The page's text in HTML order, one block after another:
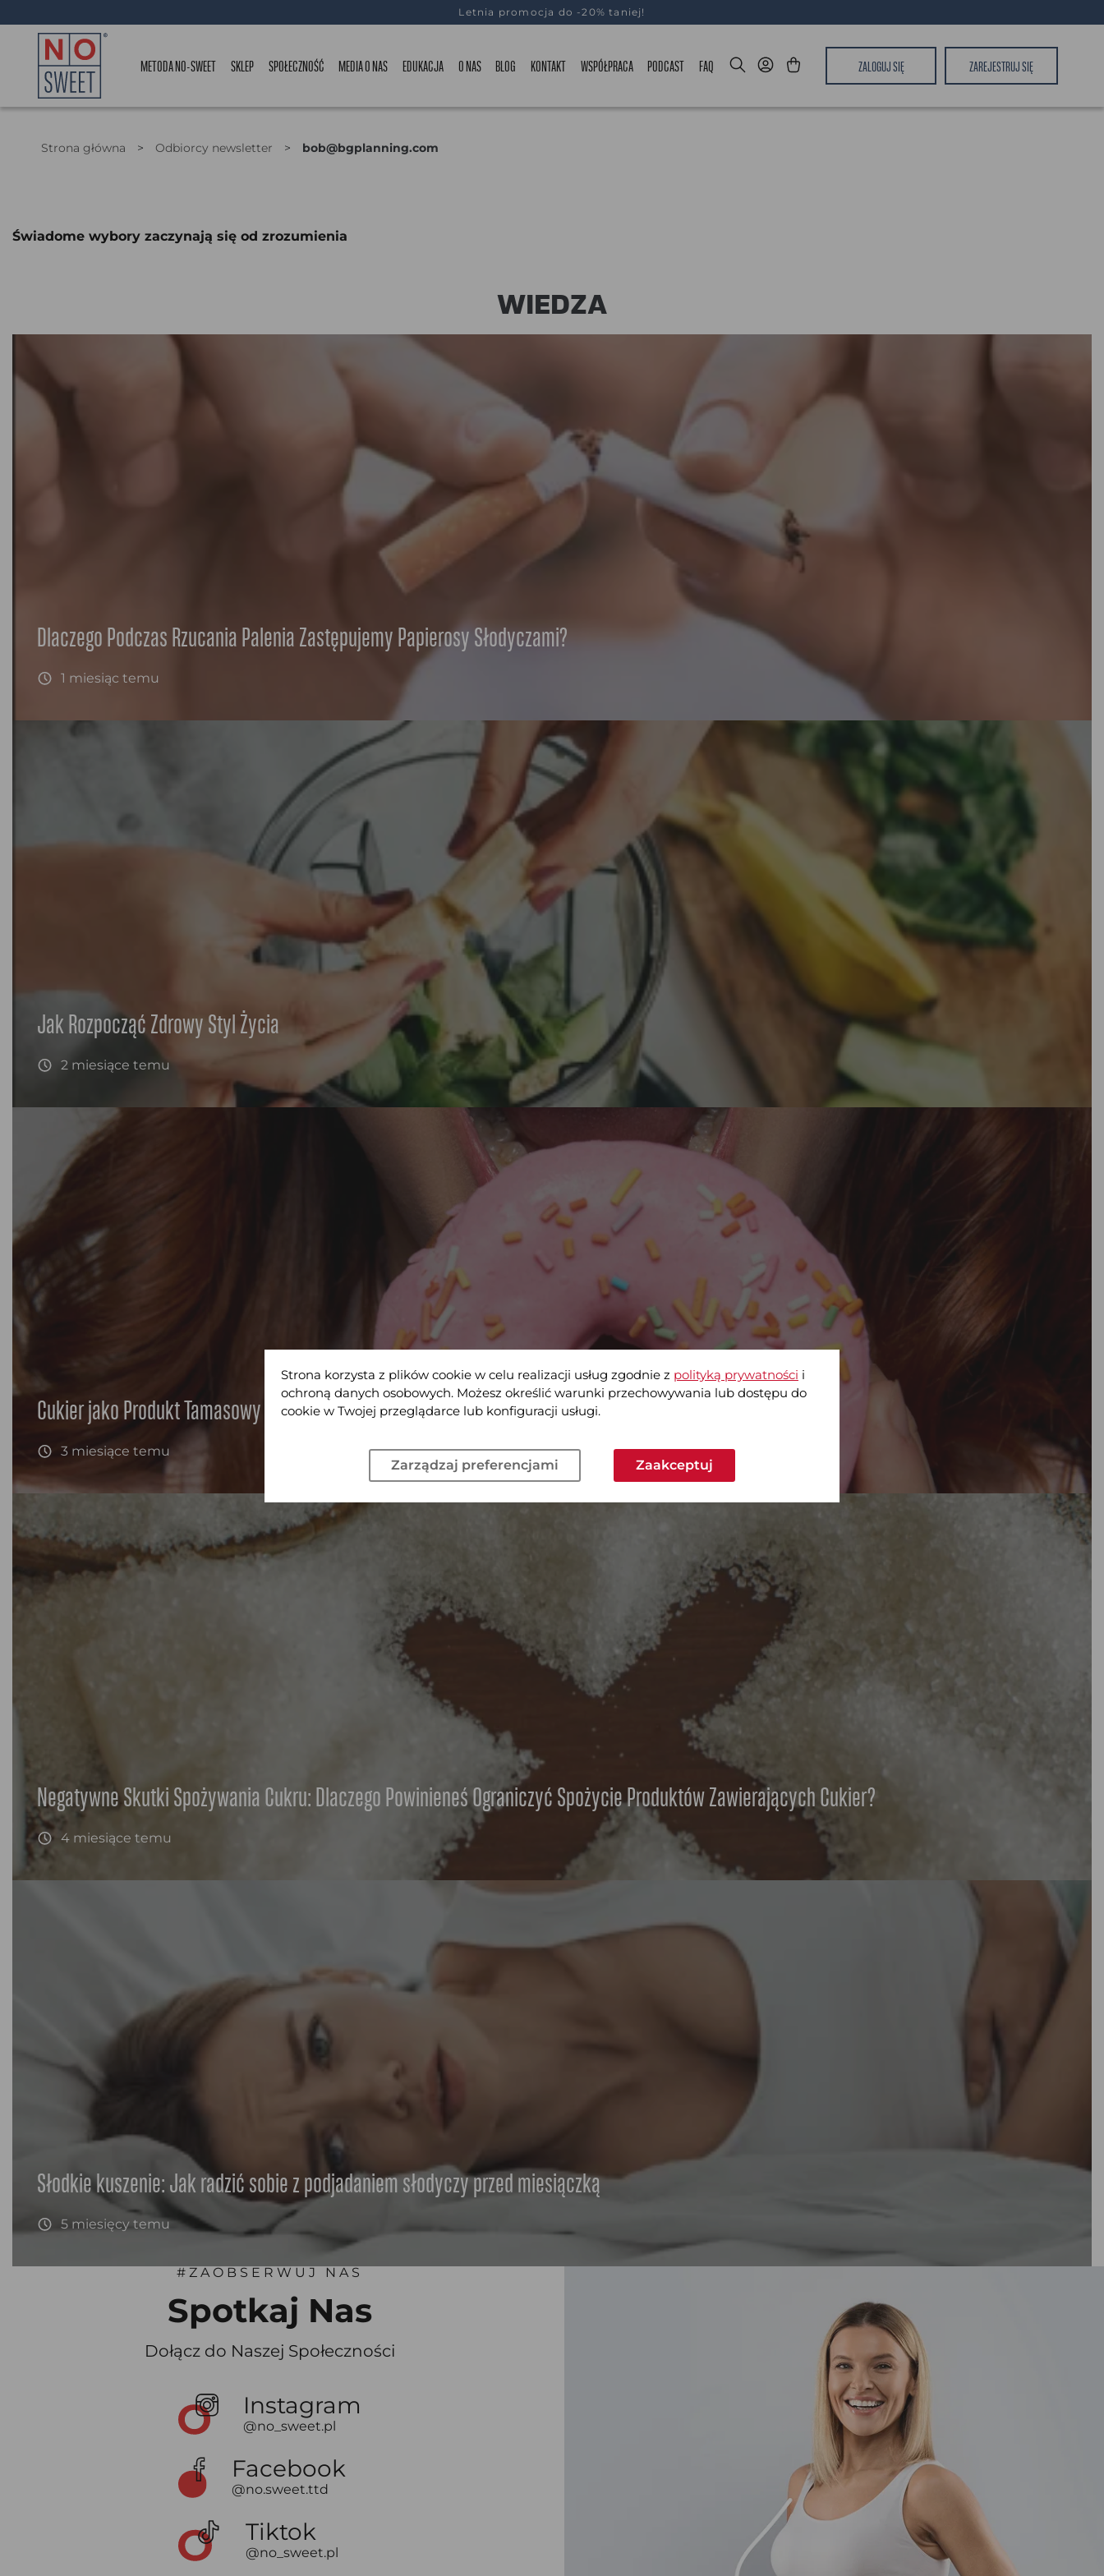
Letnia promocja do -20% taniej!
METODA NO-SWEET SKLEP SPOŁECZNOŚĆ MEDIA O NAS EDUKACJA O NAS BLOG KONTAKT WSPÓŁPRACA PODCAST FAQ ZALOGUJ SIĘ ZAREJESTRUJ SIĘ
Strona główna > Odbiorcy newsletter > bob@bgplanning.com
Świadome wybory zaczynają się od zrozumienia
WIEDZA
Dlaczego Podczas Rzucania Palenia Zastępujemy Papierosy Słodyczami?
1 miesiąc temu
Jak Rozpocząć Zdrowy Styl Życia
2 miesiące temu
Cukier jako Produkt Tamasowy w Medycynie Ajurwedyjskiej: ciężar, lenistwo, stres!
3 miesiące temu
Negatywne Skutki Spożywania Cukru: Dlaczego Powinieneś Ograniczyć Spożycie Produktów Zawierających Cukier?
4 miesiące temu
Słodkie kuszenie: Jak radzić sobie z podjadaniem słodyczy przed miesiączką
5 miesięcy temu
#ZAOBSERWUJ NAS
Spotkaj Nas
Dołącz do Naszej Społeczności
Instagram
@no_sweet.pl
Facebook
@no.sweet.ttd
Tiktok
@no_sweet.pl
Strona korzysta z plików cookie w celu realizacji usług zgodnie z polityką prywatności i
ochroną danych osobowych. Możesz określić warunki przechowywania lub dostępu do
cookie w Twojej przeglądarce lub konfiguracji usługi.
Zarządzaj preferencjami Zaakceptuj